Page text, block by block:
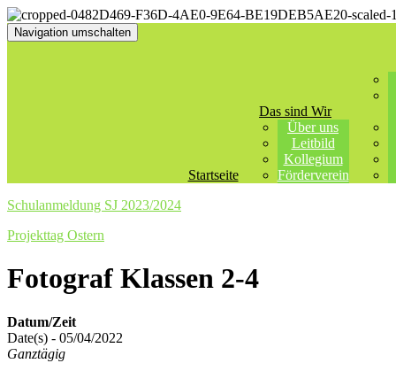
Navigation umschalten
Startseite
Das sind Wir
Über uns
Leitbild
Kollegium
Förderverein
Schulanmeldung SJ 2023/2024
Projekttag Ostern
Fotograf Klassen 2-4
Datum/Zeit
Date(s) - 05/04/2022
Ganztägig